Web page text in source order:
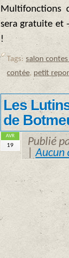
Multifonctions
sera gratuite et
!
Tags: salon
contée, petit
Les
de
AVR
19
Publié
|Aucun